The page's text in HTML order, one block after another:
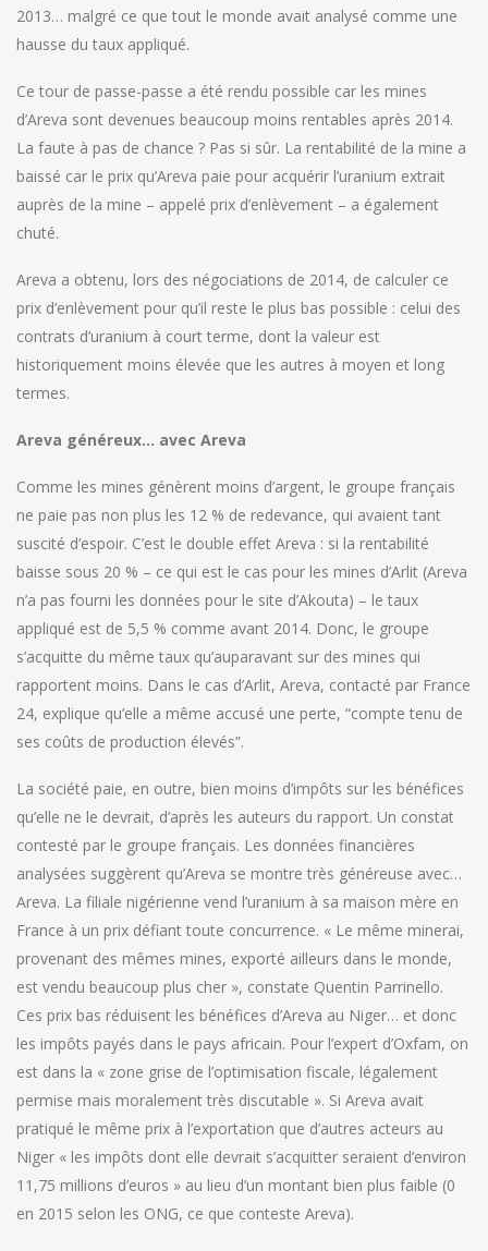
2013… malgré ce que tout le monde avait analysé comme une
hausse du taux appliqué.
Ce tour de passe-passe a été rendu possible car les mines
d’Areva sont devenues beaucoup moins rentables après 2014.
La faute à pas de chance ? Pas si sûr. La rentabilité de la mine a
baissé car le prix qu’Areva paie pour acquérir l’uranium extrait
auprès de la mine – appelé prix d’enlèvement – a également
chuté.
Areva a obtenu, lors des négociations de 2014, de calculer ce
prix d’enlèvement pour qu’il reste le plus bas possible : celui des
contrats d’uranium à court terme, dont la valeur est
historiquement moins élevée que les autres à moyen et long
termes.
Areva généreux… avec Areva
Comme les mines génèrent moins d’argent, le groupe français
ne paie pas non plus les 12 % de redevance, qui avaient tant
suscité d’espoir. C’est le double effet Areva : si la rentabilité
baisse sous 20 % – ce qui est le cas pour les mines d’Arlit (Areva
n’a pas fourni les données pour le site d’Akouta) – le taux
appliqué est de 5,5 % comme avant 2014. Donc, le groupe
s’acquitte du même taux qu’auparavant sur des mines qui
rapportent moins. Dans le cas d’Arlit, Areva, contacté par France
24, explique qu’elle a même accusé une perte, “compte tenu de
ses coûts de production élevés”.
La société paie, en outre, bien moins d’impôts sur les bénéfices
qu’elle ne le devrait, d’après les auteurs du rapport. Un constat
contesté par le groupe français. Les données financières
analysées suggèrent qu’Areva se montre très généreuse avec…
Areva. La filiale nigérienne vend l’uranium à sa maison mère en
France à un prix défiant toute concurrence. « Le même minerai,
provenant des mêmes mines, exporté ailleurs dans le monde,
est vendu beaucoup plus cher », constate Quentin Parrinello.
Ces prix bas réduisent les bénéfices d’Areva au Niger… et donc
les impôts payés dans le pays africain. Pour l’expert d’Oxfam, on
est dans la « zone grise de l’optimisation fiscale, légalement
permise mais moralement très discutable ». Si Areva avait
pratiqué le même prix à l’exportation que d’autres acteurs au
Niger « les impôts dont elle devrait s’acquitter seraient d’environ
11,75 millions d’euros » au lieu d’un montant bien plus faible (0
en 2015 selon les ONG, ce que conteste Areva).